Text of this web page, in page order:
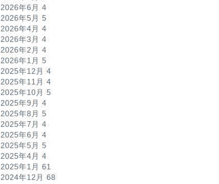
2026年6月 4
2026年5月 5
2026年4月 4
2026年3月 4
2026年2月 4
2026年1月 5
2025年12月 4
2025年11月 4
2025年10月 5
2025年9月 4
2025年8月 5
2025年7月 4
2025年6月 4
2025年5月 5
2025年4月 4
2025年1月 61
2024年12月 68